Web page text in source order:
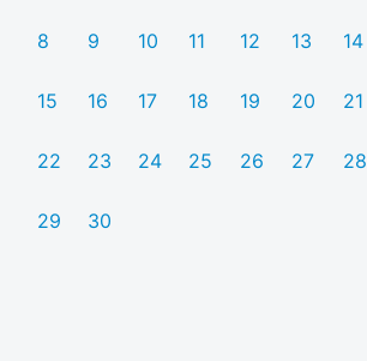
8 9 10 11 12 13 14
15 16 17 18 19 20 21
22 23 24 25 26 27 28
29 30